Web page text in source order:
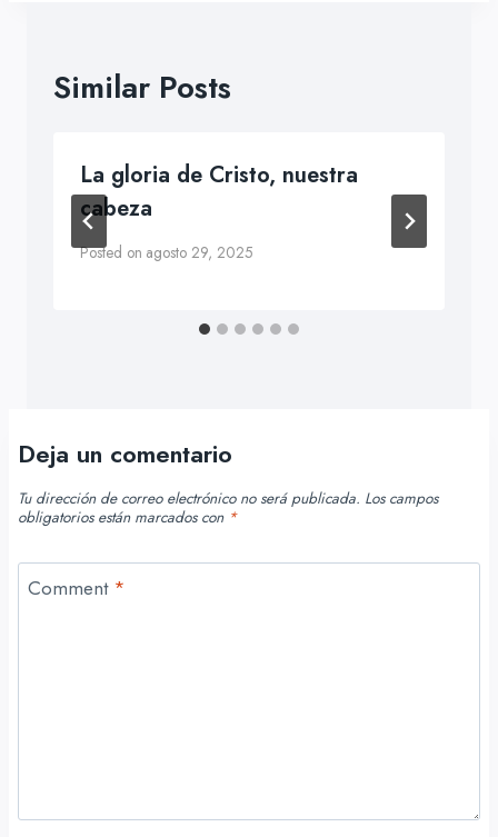
Similar Posts
La gloria de Cristo, nuestra
cabeza
Posted on agosto 29, 2025
Deja un comentario
Tu dirección de correo electrónico no será publicada. Los campos
obligatorios están marcados con *
Comment *